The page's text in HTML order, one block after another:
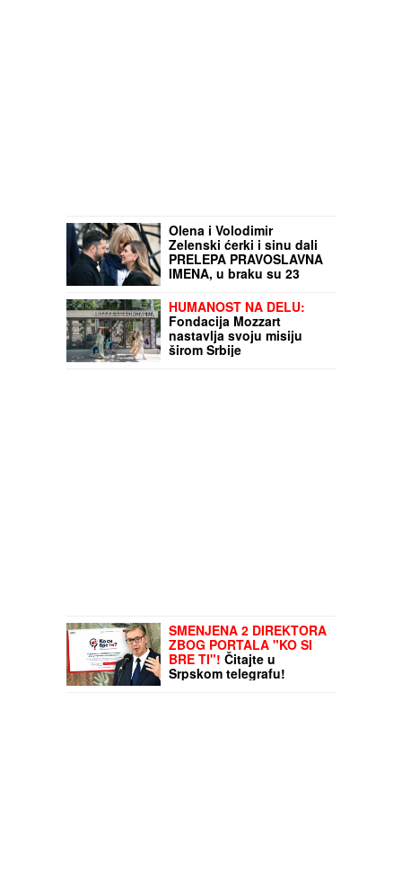
Olena i Volodimir
Zelenski ćerki i sinu dali
PRELEPA PRAVOSLAVNA
IMENA, u braku su 23
srednju školu, a da se
nisu ni poznavali, a onda
je ovaj susret bio
presudan
HUMANOST NA DELU:
Fondacija Mozzart
nastavlja svoju misiju
širom Srbije
SMENJENA 2 DIREKTORA
ZBOG PORTALA "KO SI
BRE TI"! Čitajte u
Srpskom telegrafu!